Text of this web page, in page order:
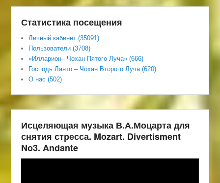
Статистика посещения
Личный кабинет (35091)
Пользователи (3708)
«Илларион– Чохан Пятого Луча» (666)
Господь Ланто – Чохан Второго Луча (620)
О нас (502)
Исцеляющая музыка В.А.Моцарта для
снятия стресса. Mozart. Divertisment
No3. Andante